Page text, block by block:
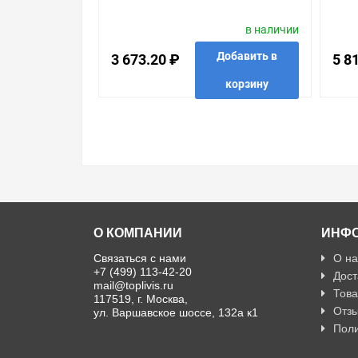
3 673.20 ₽
в наличии
Добавить в
корзину
5
О КОМПАНИИ
Связаться с нами
+7 (499) 113-42-20
mail@toplivis.ru
117519, г. Москва,
ул. Варшавское шоссе, 132а к1
О